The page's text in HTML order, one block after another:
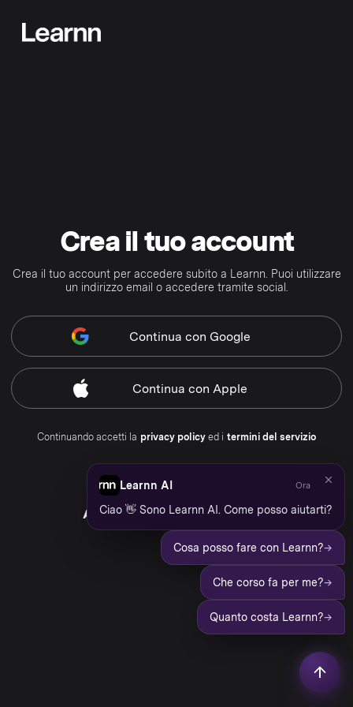
Crea il tuo account
Crea il tuo account per accedere subito a Learnn. Puoi utilizzare
un indirizzo email o accedere tramite social.
Continua con Google
Continua con Apple
Continuando accetti la privacy policy ed i termini del servizio
Accedi al tuo account Learnn
Learnn AI Ora
Ciao 👋 Sono Learnn AI. Come posso aiutarti?
Cosa posso fare con Learnn?→
Che corso fa per me?→
Quanto costa Learnn?→